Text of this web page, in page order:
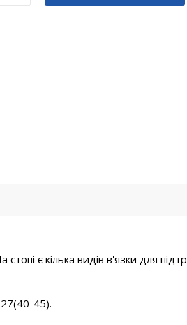
є кілька видів в'язки для
45).